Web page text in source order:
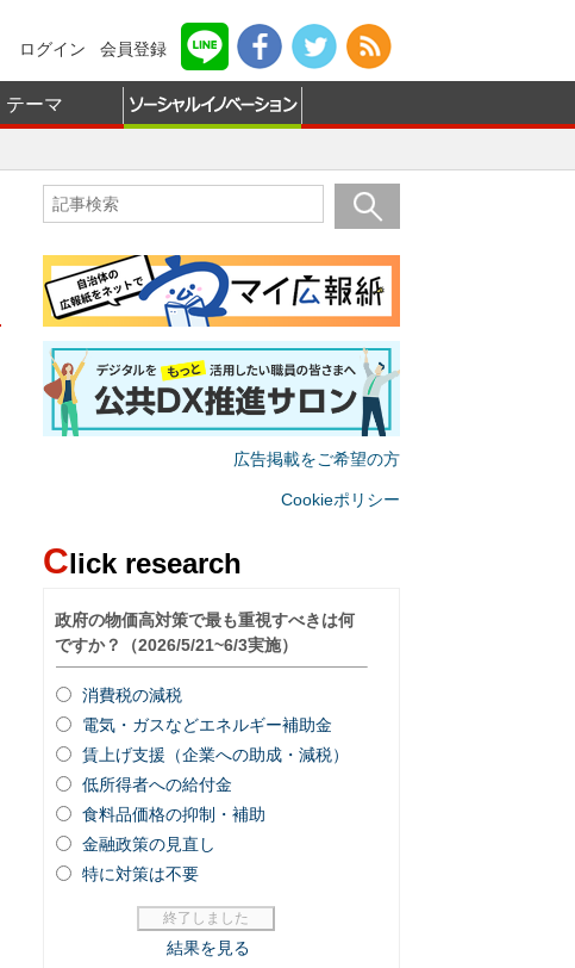
ログイン 会員登録
テーマ
広告掲載をご希望の方
Cookieポリシー
Click research